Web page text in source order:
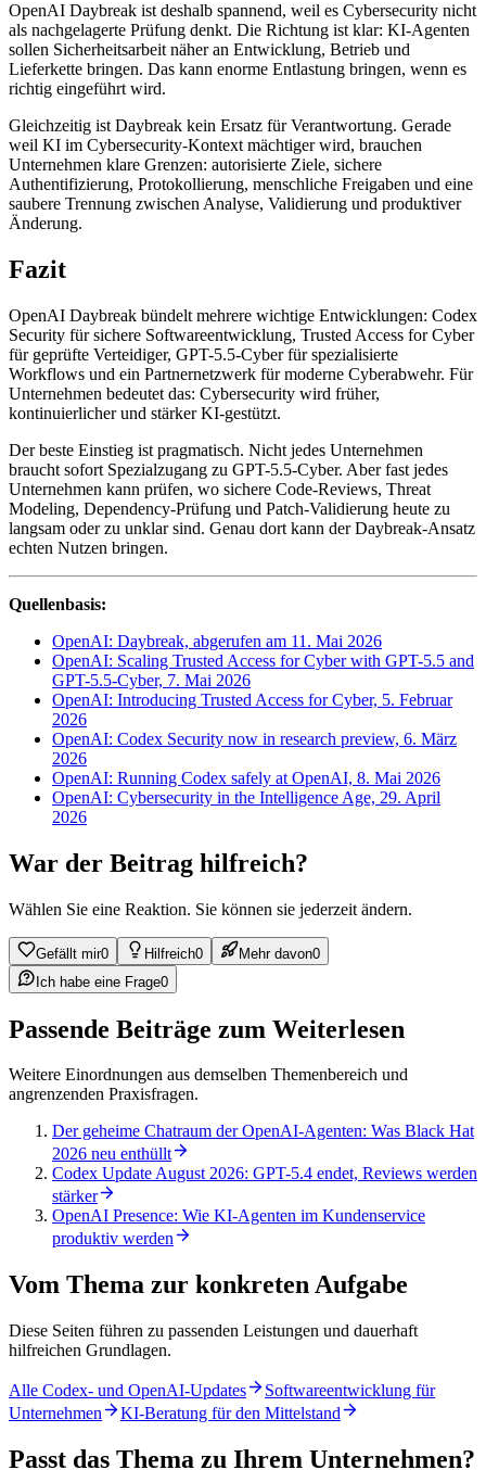
OpenAI Daybreak ist deshalb spannend, weil es Cybersecurity nicht
als nachgelagerte Prüfung denkt. Die Richtung ist klar: KI-Agenten
sollen Sicherheitsarbeit näher an Entwicklung, Betrieb und
Lieferkette bringen. Das kann enorme Entlastung bringen, wenn es
richtig eingeführt wird.
Gleichzeitig ist Daybreak kein Ersatz für Verantwortung. Gerade
weil KI im Cybersecurity-Kontext mächtiger wird, brauchen
Unternehmen klare Grenzen: autorisierte Ziele, sichere
Authentifizierung, Protokollierung, menschliche Freigaben und eine
saubere Trennung zwischen Analyse, Validierung und produktiver
Änderung.
Fazit
OpenAI Daybreak bündelt mehrere wichtige Entwicklungen: Codex
Security für sichere Softwareentwicklung, Trusted Access for Cyber
für geprüfte Verteidiger, GPT-5.5-Cyber für spezialisierte
Workflows und ein Partnernetzwerk für moderne Cyberabwehr. Für
Unternehmen bedeutet das: Cybersecurity wird früher,
kontinuierlicher und stärker KI-gestützt.
Der beste Einstieg ist pragmatisch. Nicht jedes Unternehmen
braucht sofort Spezialzugang zu GPT-5.5-Cyber. Aber fast jedes
Unternehmen kann prüfen, wo sichere Code-Reviews, Threat
Modeling, Dependency-Prüfung und Patch-Validierung heute zu
langsam oder zu unklar sind. Genau dort kann der Daybreak-Ansatz
echten Nutzen bringen.
Quellenbasis:
OpenAI: Daybreak, abgerufen am 11. Mai 2026
OpenAI: Scaling Trusted Access for Cyber with GPT-5.5 and
GPT-5.5-Cyber, 7. Mai 2026
OpenAI: Introducing Trusted Access for Cyber, 5. Februar
2026
OpenAI: Codex Security now in research preview, 6. März
2026
OpenAI: Running Codex safely at OpenAI, 8. Mai 2026
OpenAI: Cybersecurity in the Intelligence Age, 29. April
2026
War der Beitrag hilfreich?
Wählen Sie eine Reaktion. Sie können sie jederzeit ändern.
Gefällt mir0 Hilfreich0 Mehr davon0
Ich habe eine Frage0
Passende Beiträge zum Weiterlesen
Weitere Einordnungen aus demselben Themenbereich und
angrenzenden Praxisfragen.
Der geheime Chatraum der OpenAI-Agenten: Was Black Hat
2026 neu enthüllt
Codex Update August 2026: GPT-5.4 endet, Reviews werden
stärker
OpenAI Presence: Wie KI-Agenten im Kundenservice
produktiv werden
Vom Thema zur konkreten Aufgabe
Diese Seiten führen zu passenden Leistungen und dauerhaft
hilfreichen Grundlagen.
Alle Codex- und OpenAI-Updates
Softwareentwicklung für
Unternehmen
KI-Beratung für den Mittelstand
Passt das Thema zu Ihrem Unternehmen?